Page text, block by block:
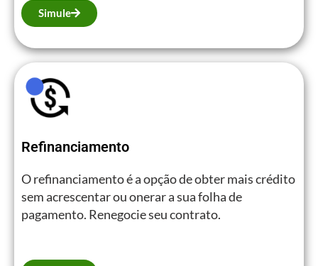
Simule
Refinanciamento
O refinanciamento é a opção de obter mais crédito
sem acrescentar ou onerar a sua folha de
pagamento. Renegocie seu contrato.